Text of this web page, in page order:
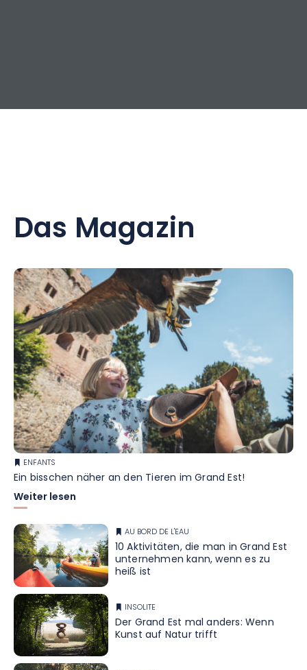
Das Magazin
ENFANTS
Ein bisschen näher an den Tieren im Grand Est!
Weiter lesen
AU BORD DE L'EAU
10 Aktivitäten, die man in Grand Est
unternehmen kann, wenn es zu
heiß ist
INSOLITE
Der Grand Est mal anders: Wenn
Kunst auf Natur trifft